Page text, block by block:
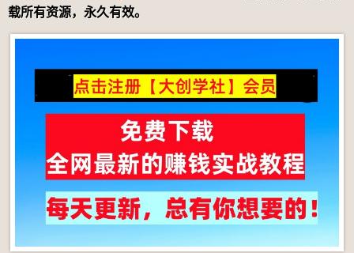
载所有资源，永久有效。